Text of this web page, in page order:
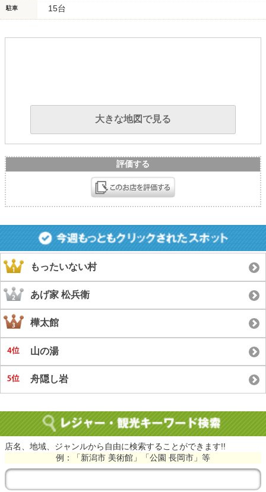
駐車 15台
大きな地図で見る
評価する
もったいない村
あげ家 松兵衛
樺太館
山の湯
舟隠し岩
店名、地域、ジャンルから自由に検索することができます!!
例：「新潟市 美術館」「公園 長岡市」等